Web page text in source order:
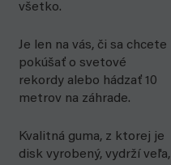
všetko.
Je len na vás, či sa chcete
pokúšať o svetové
rekordy alebo hádzať 10
metrov na záhrade.
Kvalitná guma, z ktorej je
disk vyrobený, vydrží veľa,